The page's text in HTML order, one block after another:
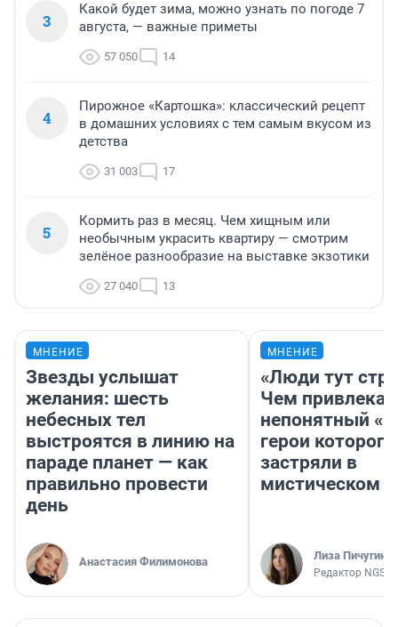
3
Какой будет зима, можно узнать по погоде 7
августа, — важные приметы
57 050 14
4
Пирожное «Картошка»: классический рецепт
в домашних условиях с тем самым вкусом из
детства
31 003 17
5
Кормить раз в месяц. Чем хищным или
необычным украсить квартиру — смотрим
зелёное разнообразие на выставке экзотики
27 040 13
МНЕНИЕ
Звезды услышат
желания: шесть
небесных тел
выстроятся в линию на
параде планет — как
правильно провести
день
Анастасия Филимонова
МНЕНИЕ
«Люди тут
Чем
непонятный
герои которого
застряли в
мистическом
Лиза Пичугина
Редактор